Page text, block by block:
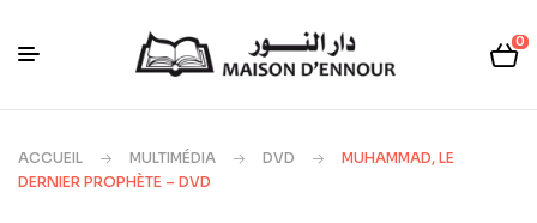
0
ACCUEIL MULTIMÉDIA DVD
MUHAMMAD, LE
DERNIER PROPHÈTE – DVD